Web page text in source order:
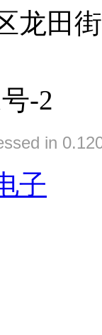
龙田
号-2
in
子